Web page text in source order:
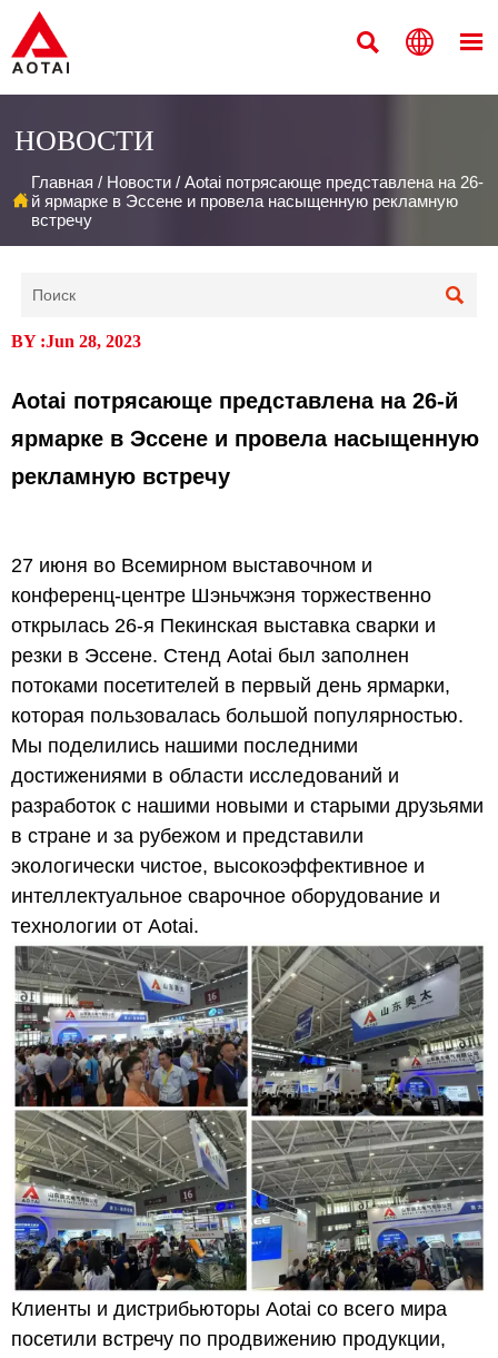
  
НОВОСТИ

Главная / Новости / Aotai потрясающе представлена на 26-
й ярмарке в Эссене и провела насыщенную рекламную
встречу

BY :Jun 28, 2023
Aotai потрясающе представлена на 26-й
ярмарке в Эссене и провела насыщенную
рекламную встречу
27 июня во Всемирном выставочном и
конференц-центре Шэньчжэня торжественно
открылась 26-я Пекинская выставка сварки и
резки в Эссене. Стенд Aotai был заполнен
потоками посетителей в первый день ярмарки,
которая пользовалась большой популярностью.
Мы поделились нашими последними
достижениями в области исследований и
разработок с нашими новыми и старыми друзьями
в стране и за рубежом и представили
экологически чистое, высокоэффективное и
интеллектуальное сварочное оборудование и
технологии от Aotai.
Клиенты и дистрибьюторы Aotai со всего мира
посетили встречу по продвижению продукции,